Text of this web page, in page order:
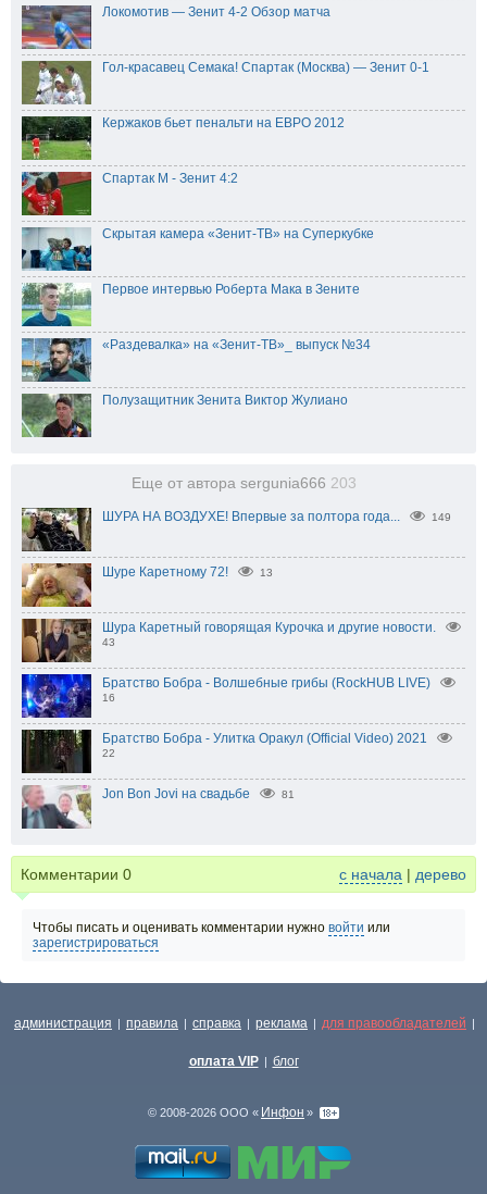
Локомотив — Зенит 4-2 Обзор матча
Гол-красавец Семака! Спартак (Москва) — Зенит 0-1
Кержаков бьет пенальти на ЕВРО 2012
Спартак М - Зенит 4:2
Скрытая камера «Зенит-ТВ» на Суперкубке
Первое интервью Роберта Мака в Зените
«Раздевалка» на «Зенит-ТВ»_ выпуск №34
Полузащитник Зенита Виктор Жулиано
Еще от автора sergunia666 203
ШУРА НА ВОЗДУХЕ! Впервые за полтора года... 149
Шуре Каретному 72! 13
Шура Каретный говорящая Курочка и другие новости.
43
Братство Бобра - Волшебные грибы (RockHUB LIVE)
16
Братство Бобра - Улитка Оракул (Official Video) 2021
22
Jon Bon Jovi на свадьбе 81
Комментарии 0 с начала | дерево
Чтобы писать и оценивать комментарии нужно войти или
зарегистрироваться
администрация | правила | справка | реклама | для правообладателей |
оплата VIP | блог
© 2008-2026 ООО « Инфон »